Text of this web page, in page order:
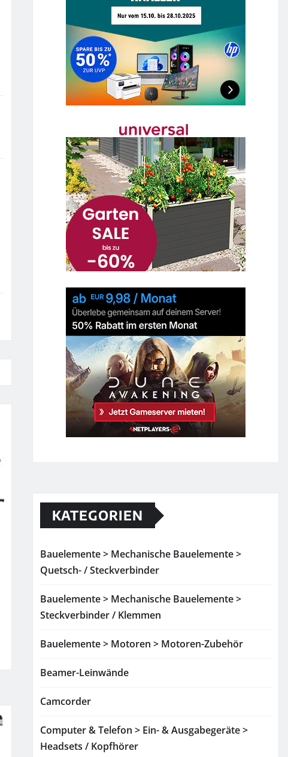
KATEGORIEN
Bauelemente > Mechanische Bauelemente >
Quetsch- / Steckverbinder
Bauelemente > Mechanische Bauelemente >
Steckverbinder / Klemmen
Bauelemente > Motoren > Motoren-Zubehör
Beamer-Leinwände
Camcorder
Computer & Telefon > Ein- & Ausgabegeräte >
Headsets / Kopfhörer